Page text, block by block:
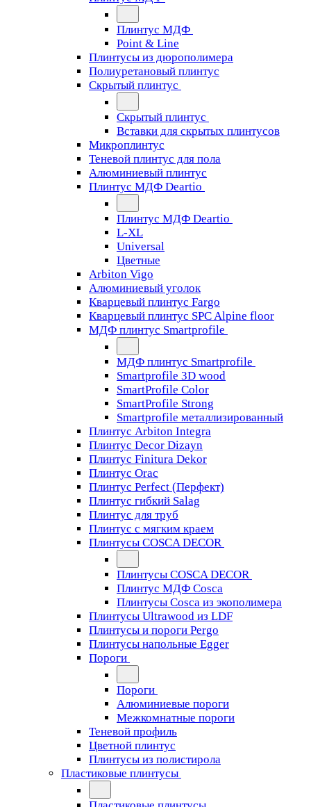
Плинтус МДФ
Point & Line
Плинтусы из дюрополимера
Полиуретановый плинтус
Скрытый плинтус
Скрытый плинтус
Вставки для скрытых плинтусов
Микроплинтус
Теневой плинтус для пола
Алюминиевый плинтус
Плинтус МДФ Deartio
Плинтус МДФ Deartio
L-XL
Universal
Цветные
Arbiton Vigo
Алюминиевый уголок
Кварцевый плинтус Fargo
Кварцевый плинтус SPC Alpine floor
МДФ плинтус Smartprofile
МДФ плинтус Smartprofile
Smartprofile 3D wood
SmartProfile Color
SmartProfile Strong
Smartprofile металлизированный
Плинтус Arbiton Integra
Плинтус Decor Dizayn
Плинтус Finitura Dekor
Плинтус Orac
Плинтус Perfect (Перфект)
Плинтус гибкий Salag
Плинтус для труб
Плинтус с мягким краем
Плинтусы COSCA DECOR
Плинтусы COSCA DECOR
Плинтус МДФ Cosca
Плинтусы Cosca из экополимера
Плинтусы Ultrawood из LDF
Плинтусы и пороги Pergo
Плинтусы напольные Egger
Пороги
Пороги
Алюминиевые пороги
Межкомнатные пороги
Теневой профиль
Цветной плинтус
Плинтусы из полистирола
Пластиковые плинтусы